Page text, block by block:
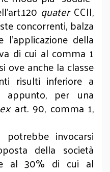
quaterCCII,
concorrenti, balza
della
di cui al comma 1
ove anche la classe
risulti inferiore a
appunto, per una
exart. 90, comma 1,
invocarsi
della società
al 30% di cui al